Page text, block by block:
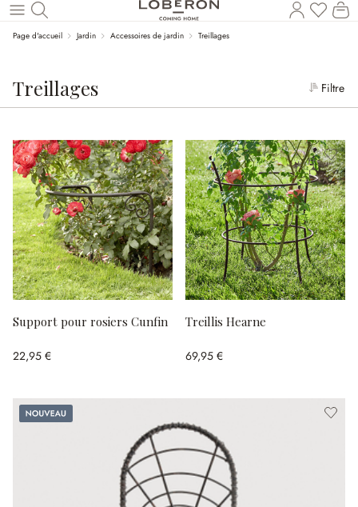
Revenir au contenu principal
Page d'accueil Jardin Accessoires de jardin Treillages
Treillages Filtre
Support pour rosiers Cunfin
22,95 €
Nouveau
Treillis Hearne
69,95 €